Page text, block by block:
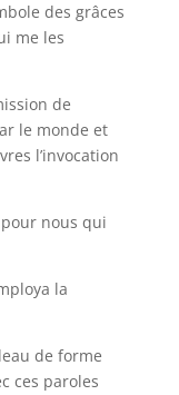
des grâces
me les
de
le monde et
l’invocation
nous qui
la
de forme
ces paroles